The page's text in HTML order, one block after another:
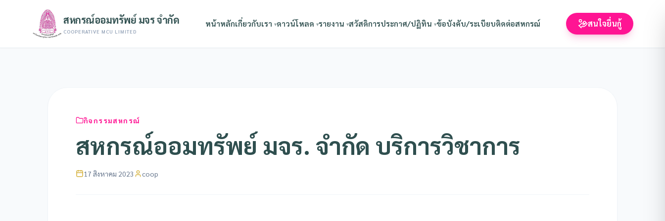
สหกรณ์ออมทรัพย์ มจร จำกัด
COOPERATIVE MCU LIMITED
หน้าหลักเกี่ยวกับเรา ดาวน์โหลด รายงาน สวัสดิการประกาศ/ปฏิทิน ข้อบังคับ/ระเบียบติดต่อสหกรณ์ สนใจยื่นกู้
กิจกรรมสหกรณ์
สหกรณ์ออมทรัพย์ มจร. จำกัด บริการวิชาการ
17 สิงหาคม 2023 coop